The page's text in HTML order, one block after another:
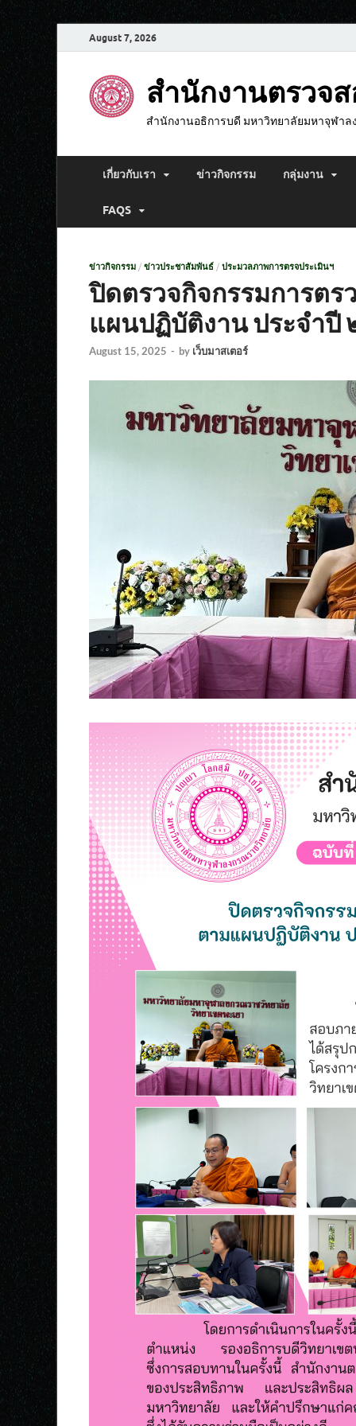
August 7, 2026
สำนักงานตรวจ
สำนักงานอธิการบดี มหาวิทยาลัยมหาจุฬา
เกี่ยวกับเรา ข่าวกิจกรรม กลุ่มงาน
FAQS
ข่าวกิจกรรม / ข่าวประชาสัมพันธ์ / ประมวลภาพการตรจประเมินฯ
ปิดตรวจกิจกรรมการตร
แผนปฏิบัติงาน ประจำปี
August 15, 2025 - by เว็บมาสเตอร์